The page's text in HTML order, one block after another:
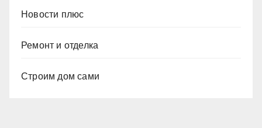
Новости плюс
Ремонт и отделка
Строим дом сами